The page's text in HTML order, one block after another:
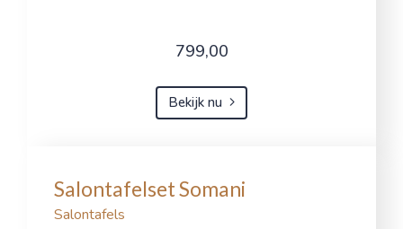
799,00
Bekijk nu
Salontafelset Somani
Salontafels